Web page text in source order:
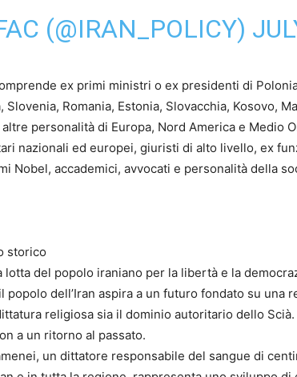
(@IRAN_POLICY)
ex primi ministri o ex presidenti di
Slovenia, Romania, Estonia, Slovacchia, Kosovo,
personalità di Europa, Nord America e Medio
nazionali ed europei, giuristi di alto livello, ex
Nobel, accademici, avvocati e personalità della
storico
lotta del popolo iraniano per la libertà e la
popolo dell’Iran aspira a un futuro fondato su una
religiosa sia il dominio autoritario dello
a un ritorno al passato.
un dittatore responsabile del sangue di